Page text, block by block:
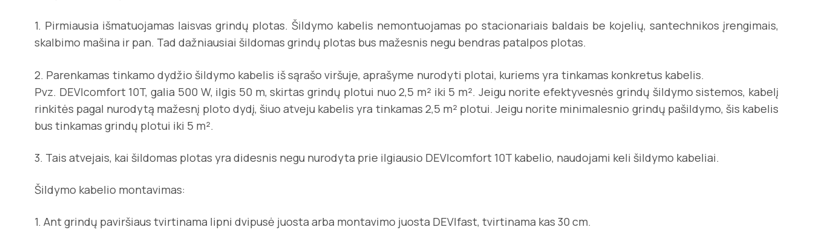
1. Pirmiausia išmatuojamas laisvas grindų plotas. Šildymo kabelis nemontuojamas po stacionariais baldais be kojelių, santechnikos įrengimais,
skalbimo mašina ir pan. Tad dažniausiai šildomas grindų plotas bus mažesnis negu bendras patalpos plotas.
2. Parenkamas tinkamo dydžio šildymo kabelis iš sąrašo viršuje, aprašyme nurodyti plotai, kuriems yra tinkamas konkretus kabelis.
Pvz. DEVIcomfort 10T, galia 500 W, ilgis 50 m, skirtas grindų plotui nuo 2,5 m² iki 5 m². Jeigu norite efektyvesnės grindų šildymo sistemos, kabelį
rinkitės pagal nurodytą mažesnį ploto dydį, šiuo atveju kabelis yra tinkamas 2,5 m² plotui. Jeigu norite minimalesnio grindų pašildymo, šis kabelis
bus tinkamas grindų plotui iki 5 m².
3. Tais atvejais, kai šildomas plotas yra didesnis negu nurodyta prie ilgiausio DEVIcomfort 10T kabelio, naudojami keli šildymo kabeliai.
Šildymo kabelio montavimas:
1. Ant grindų paviršiaus tvirtinama lipni dvipusė juosta arba montavimo juosta DEVIfast, tvirtinama kas 30 cm.